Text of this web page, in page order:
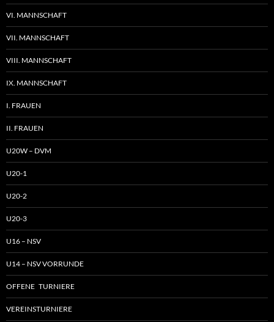
VI. MANNSCHAFT
VII. MANNSCHAFT
VIII. MANNSCHAFT
IX. MANNSCHAFT
I. FRAUEN
II. FRAUEN
U20W – DVM
U20-1
U20-2
U20-3
U16 – NSV
U14 – NSV VORRUNDE
OFFENE TURNIERE
VEREINSTURNIERE